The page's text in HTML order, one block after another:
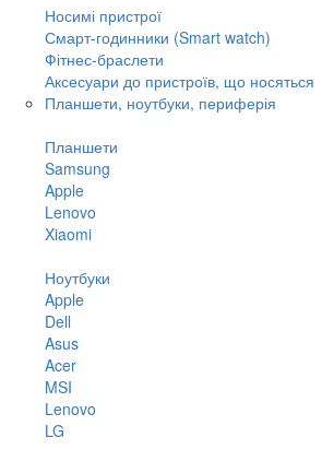
Носимі пристрої
Смарт-годинники (Smart watch)
Фітнес-браслети
Аксесуари до пристроїв, що носяться
Планшети, ноутбуки, периферія
Планшети
Samsung
Apple
Lenovo
Xiaomi
Ноутбуки
Apple
Dell
Asus
Acer
MSI
Lenovo
LG